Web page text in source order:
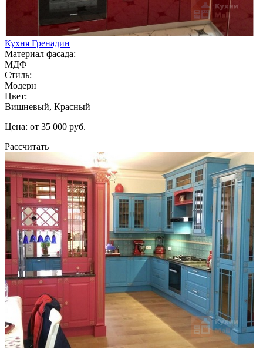
Кухня Гренадин
Материал фасада:
МДФ
Стиль:
Модерн
Цвет:
Вишневый, Красный
Цена: от 35 000 руб.
Рассчитать